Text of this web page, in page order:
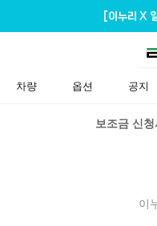
[이누리 X
차량 옵션 공지
보조금 신
이